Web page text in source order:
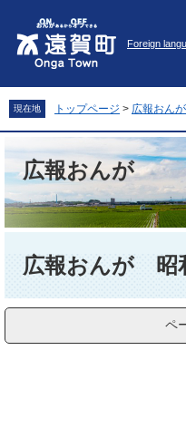
先
頭
を
飛
文
へ
Foreign
現在地 トップページ > 広報おんが
広報おんが
広報おんが 昭
ペ